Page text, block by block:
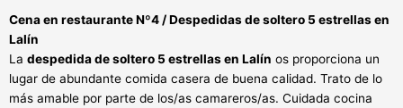
Cena en restaurante Nº4 / Despedidas de soltero 5 estrellas en
Lalín
La despedida de soltero 5 estrellas en Lalín os proporciona un
lugar de abundante comida casera de buena calidad. Trato de lo
más amable por parte de los/as camareros/as. Cuidada cocina